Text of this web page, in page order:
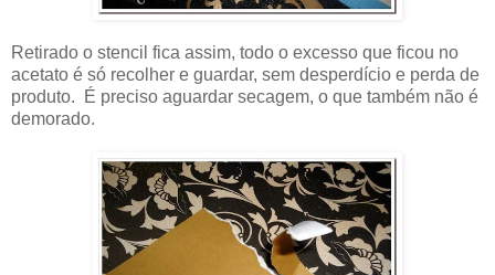
Retirado o stencil fica assim, todo o excesso que ficou no
acetato é só recolher e guardar, sem desperdício e perda de
produto. É preciso aguardar secagem, o que também não é
demorado.